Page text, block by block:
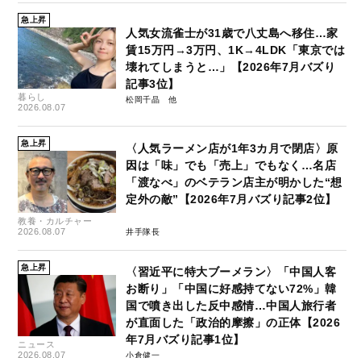
急上昇
暮らし
2026.08.07
人気女流雀士が31歳で八丈島へ移住…家
賃15万円→3万円、1K→4LDK「東京では
壊れてしまうと…」【2026年7月バズり
記事3位】
松岡千晶
急上昇
教養・カルチャー
2026.08.07
〈人気ラーメン店が1年3カ月で閉店〉原
因は「味」でも「売上」でもなく…名店
「渡なべ」のベテラン店主が明かした“想
定外の敵”【2026年7月バズり記事2位】
井手隊長
急上昇
ニュース
2026.08.07
〈習近平に特大ブーメラン〉「中国人客
お断り」「中国に好感持てない72%」韓
国で噴き出した反中感情…中国人旅行者
が直面した「政治的摩擦」の正体【2026
年7月バズり記事1位】
小倉健一